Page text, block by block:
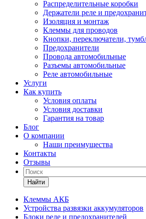
Распределительные коробки
Держатели реле и
Изоляция и монтаж
Клеммы для проводов
Кнопки, переключатели,
Предохранители
Провода автомобильные
Разъемы автомобильные
Реле автомобильные
Услуги
Как купить
Условия оплаты
Условия доставки
Гарантия на товар
Блог
О компании
Наши преимущества
Контакты
Отзывы
Найти
Клеммы АКБ
Устройства развязки аккумуляторов
Блоки реле и предохранителей